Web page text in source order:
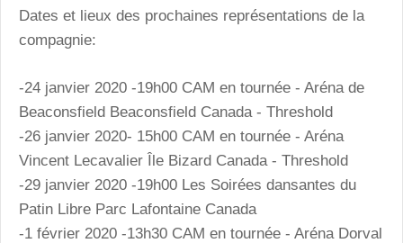
Dates et lieux des prochaines représentations de la
compagnie:
-24 janvier 2020 -19h00 CAM en tournée - Aréna de
Beaconsfield Beaconsfield Canada - Threshold
-26 janvier 2020- 15h00 CAM en tournée - Aréna
Vincent Lecavalier Île Bizard Canada - Threshold
-29 janvier 2020 -19h00 Les Soirées dansantes du
Patin Libre Parc Lafontaine Canada
-1 février 2020 -13h30 CAM en tournée - Aréna Dorval